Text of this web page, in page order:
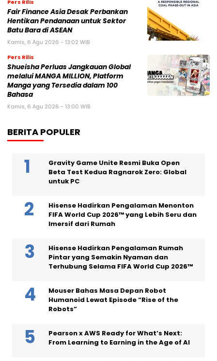
Pers Rilis
Fair Finance Asia Desak Perbankan
Hentikan Pendanaan untuk Sektor
Batu Bara di ASEAN
Kamis, 6 Agu 2026 - 13:02 WIB
Pers Rilis
Shueisha Perluas Jangkauan Global
melalui MANGA MILLION, Platform
Manga yang Tersedia dalam 100
Bahasa
Kamis, 6 Agu 2026 - 13:00 WIB
BERITA POPULER
Gravity Game Unite Resmi Buka Open
Beta Test Kedua Ragnarok Zero: Global
untuk PC
Hisense Hadirkan Pengalaman Menonton
FIFA World Cup 2026™ yang Lebih Seru dan
Imersif dari Rumah
Hisense Hadirkan Pengalaman Rumah
Pintar yang Semakin Nyaman dan
Terhubung Selama FIFA World Cup 2026™
Mouser Bahas Masa Depan Robot
Humanoid Lewat Episode “Rise of the
Robots”
Pearson x AWS Ready for What’s Next:
From Learning to Earning in the Age of AI